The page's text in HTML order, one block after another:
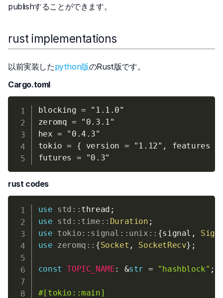
publishすることができます。
rust implementations
以前実装したpython版のRust版です。
Cargo.toml
blocking = "1.1.0"
zeromq = "0.3.1"
hex = "0.4.3"
tokio = { version = "1.12",
rust codes
use std :: thread ;
use std :: time :: Duration ;
use tokio:: signal :: unix :: {signal ,
use zeromq :: {Socket , SocketRecv} ;
const TOPIC_NAME: &str = "hashblock" ;
#[tokio::main]